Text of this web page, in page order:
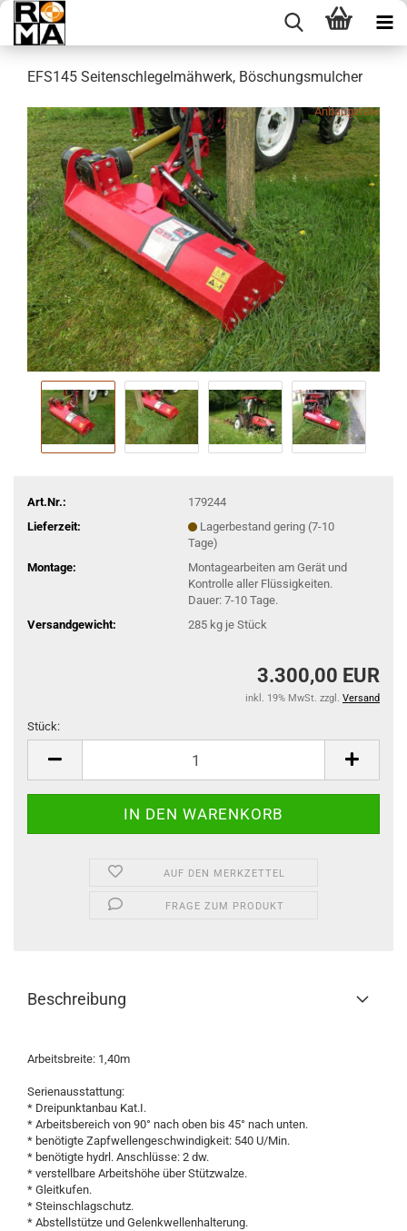
EFS145 Seitenschlegelmähwerk, Böschungsmulcher
Anbaugeräte
Art.Nr.:
179244
Lieferzeit:
Lagerbestand gering (7-10
Tage)
Montage:
Montagearbeiten am Gerät und
Kontrolle aller Flüssigkeiten.
Dauer: 7-10 Tage.
Versandgewicht:
285kg je Stück
3.300,00 EUR
inkl. 19% MwSt. zzgl. Versand
Stück:
AUF DEN MERKZETTEL
FRAGE ZUM PRODUKT
Beschreibung
Arbeitsbreite: 1,40m
Serienausstattung:
* Dreipunktanbau Kat.I.
* Arbeitsbereich von 90° nach oben bis 45° nach unten.
* benötigte Zapfwellengeschwindigkeit: 540 U/Min.
* benötigte hydrl. Anschlüsse: 2 dw.
* verstellbare Arbeitshöhe über Stützwalze.
* Gleitkufen.
* Steinschlagschutz.
* Abstellstütze und Gelenkwellenhalterung.